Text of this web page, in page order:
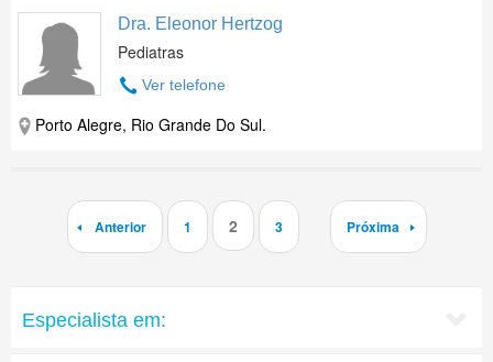
Dra. Eleonor Hertzog
Pediatras
Ver telefone
Porto Alegre, Rio Grande Do Sul.
Anterior 1 2 3 Próxima
Especialista em: